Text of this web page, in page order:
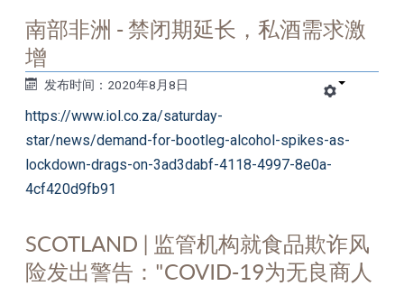
南部非洲 - 禁闭期延长，私酒需求激
增
发布时间：2020年8月8日
https://www.iol.co.za/saturday-
star/news/demand-for-bootleg-alcohol-spikes-as-
lockdown-drags-on-3ad3dabf-4118-4997-8e0a-
4cf420d9fb91
SCOTLAND | 监管机构就食品欺诈风
险发出警告："COVID-19为无良商人